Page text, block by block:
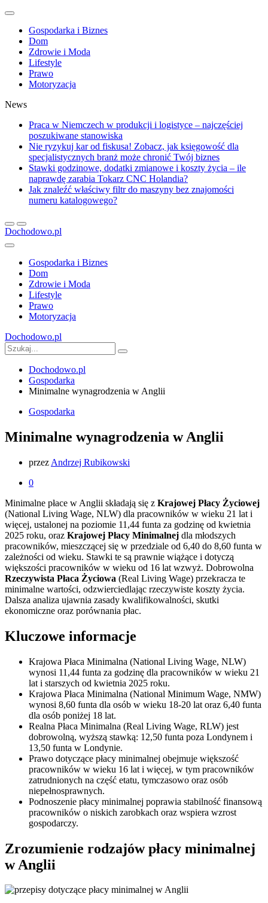
Gospodarka i Biznes
Dom
Zdrowie i Moda
Lifestyle
Prawo
Motoryzacja
News
Praca w Niemczech w produkcji i logistyce – najczęściej
poszukiwane stanowiska
Nie ryzykuj kar od fiskusa! Zobacz, jak księgowość dla
specjalistycznych branż może chronić Twój biznes
Stawki godzinowe, dodatki zmianowe i koszty życia – ile
naprawdę zarabia Tokarz CNC Holandia?
Jak znaleźć właściwy filtr do maszyny bez znajomości
numeru katalogowego?
Dochodowo.pl
Gospodarka i Biznes
Dom
Zdrowie i Moda
Lifestyle
Prawo
Motoryzacja
Dochodowo.pl
Dochodowo.pl
Gospodarka
Minimalne wynagrodzenia w Anglii
Gospodarka
Minimalne wynagrodzenia w Anglii
przez Andrzej Rubikowski
0
Minimalne płace w Anglii składają się z Krajowej Płacy Życiowej
(National Living Wage, NLW) dla pracowników w wieku 21 lat i
więcej, ustalonej na poziomie 11,44 funta za godzinę od kwietnia
2025 roku, oraz Krajowej Płacy Minimalnej dla młodszych
pracowników, mieszczącej się w przedziale od 6,40 do 8,60 funta w
zależności od wieku. Stawki te są prawnie wiążące i dotyczą
większości pracowników w wieku od 16 lat wzwyż. Dobrowolna
Rzeczywista Płaca Życiowa (Real Living Wage) przekracza te
minimalne wartości, odzwierciedlając rzeczywiste koszty życia.
Dalsza analiza ujawnia zasady kwalifikowalności, skutki
ekonomiczne oraz porównania płac.
Kluczowe informacje
Krajowa Płaca Minimalna (National Living Wage, NLW)
wynosi 11,44 funta za godzinę dla pracowników w wieku 21
lat i starszych od kwietnia 2025 roku.
Krajowa Płaca Minimalna (National Minimum Wage, NMW)
wynosi 8,60 funta dla osób w wieku 18-20 lat oraz 6,40 funta
dla osób poniżej 18 lat.
Realna Płaca Minimalna (Real Living Wage, RLW) jest
dobrowolną, wyższą stawką: 12,50 funta poza Londynem i
13,50 funta w Londynie.
Prawo dotyczące płacy minimalnej obejmuje większość
pracowników w wieku 16 lat i więcej, w tym pracowników
zatrudnionych na część etatu, tymczasowo oraz osób
niepełnosprawnych.
Podnoszenie płacy minimalnej poprawia stabilność finansową
pracowników o niskich zarobkach oraz wspiera wzrost
gospodarczy.
Zrozumienie rodzajów płacy minimalnej
w Anglii